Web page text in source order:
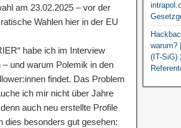
am 23.02.2025 – vor der
Wahlen hier in der EU
habe ich im Interview
und warum Polemik in den
findet. Das Problem
ich mir nicht über Jahre
auch neu erstellte Profile
dies besonders gut gesehen:
warum?
(IT-SiG)